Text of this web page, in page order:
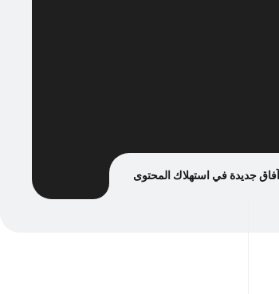
جديدة في استهلاك المحتوى